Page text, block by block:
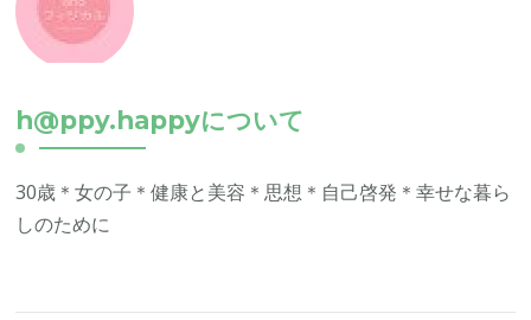
h@ppy.happyについて
30歳＊女の子＊健康と美容＊思想＊自己啓発＊幸せな暮ら
しのために